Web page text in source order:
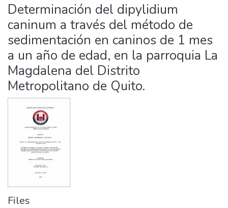
Determinación del dipylidium
caninum a través del método de
sedimentación en caninos de 1 mes
a un año de edad, en la parroquia La
Magdalena del Distrito
Metropolitano de Quito.
Files